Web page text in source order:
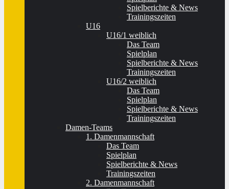
Spielberichte & News
Trainingszeiten
U16
U16/1 weiblich
Das Team
Spielplan
Spielberichte & News
Trainingszeiten
U16/2 weiblich
Das Team
Spielplan
Spielberichte & News
Trainingszeiten
Damen-Teams
1. Damenmannschaft
Das Team
Spielplan
Spielberichte & News
Trainingszeiten
2. Damenmannschaft